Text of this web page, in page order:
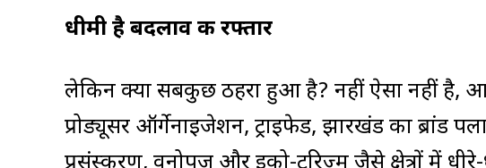
धीमी है बदलाव की रफ्तार
लेकिन क्या सबकुछ ठहरा हुआ है? नहीं ऐसा नहीं है,
प्रोड्यूसर ऑर्गेनाइजेशन, ट्राइफेड, झारखंड का ब्रांड